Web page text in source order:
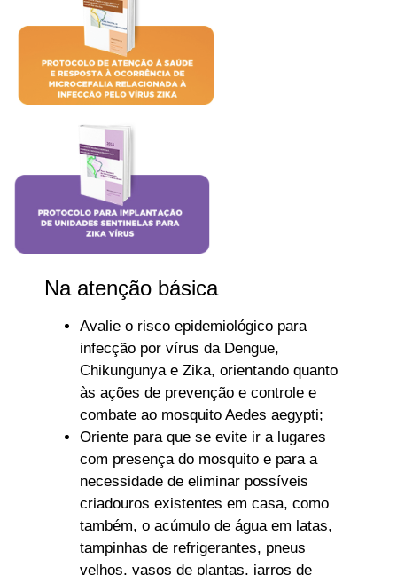
Na atenção básica
Avalie o risco epidemiológico para
infecção por vírus da Dengue,
Chikungunya e Zika, orientando quanto
às ações de prevenção e controle e
combate ao mosquito Aedes aegypti;
Oriente para que se evite ir a lugares
com presença do mosquito e para a
necessidade de eliminar possíveis
criadouros existentes em casa, como
também, o acúmulo de água em latas,
tampinhas de refrigerantes, pneus
velhos, vasos de plantas, jarros de